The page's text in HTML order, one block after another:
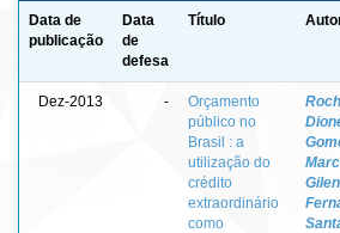
Data de
publicação
Data
de
defesa
Título
Dez-2013 -
Orçamento
público no
Brasil : a
utilização do
crédito
extraordinário
como